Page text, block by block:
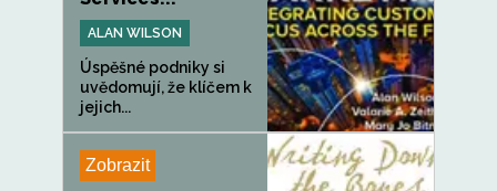
ALAN WILSON
Úspěšné podniky si
uvědomují, že klíčem k
jejich...
Zobrazit